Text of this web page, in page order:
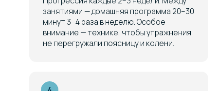
занятиями — домашняя программа 20–30
минут 3–4 раза в неделю. Особое
внимание — технике, чтобы упражнения
не перегружали поясницу и колени.